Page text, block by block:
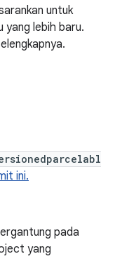
untuk
yang lebih baru.
ini.
pada
yang